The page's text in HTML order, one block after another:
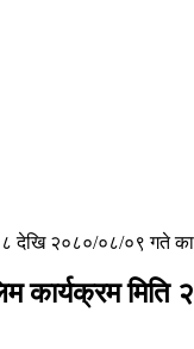
२०८०/०८/०९ गते
कार्यक्रम